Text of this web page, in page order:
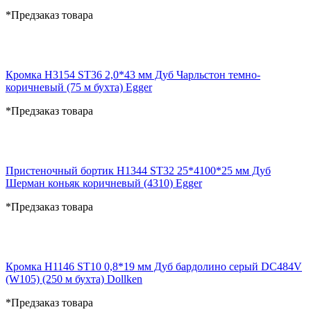
*Предзаказ товара
Кромка H3154 ST36 2,0*43 мм Дуб Чарльстон темно-
коричневый (75 м бухта) Egger
*Предзаказ товара
Пристеночный бортик H1344 ST32 25*4100*25 мм Дуб
Шерман коньяк коричневый (4310) Egger
*Предзаказ товара
Кромка H1146 ST10 0,8*19 мм Дуб бардолино серый DC484V
(W105) (250 м бухта) Dollken
*Предзаказ товара